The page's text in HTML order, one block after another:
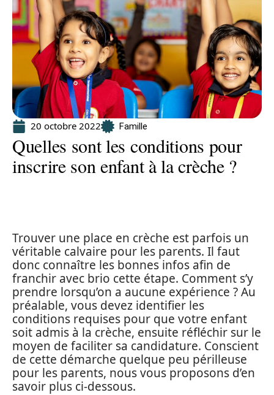
20 octobre 2022 Famille
Quelles sont les conditions pour
inscrire son enfant à la crèche ?
Trouver une place en crèche est parfois un
véritable calvaire pour les parents. Il faut
donc connaître les bonnes infos afin de
franchir avec brio cette étape. Comment s’y
prendre lorsqu’on a aucune expérience ? Au
préalable, vous devez identifier les
conditions requises pour que votre enfant
soit admis à la crèche, ensuite réfléchir sur le
moyen de faciliter sa candidature. Conscient
de cette démarche quelque peu périlleuse
pour les parents, nous vous proposons d’en
savoir plus ci-dessous.